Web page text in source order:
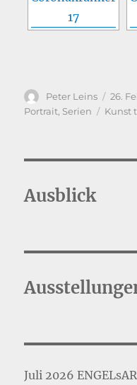
Autor
Peter Leins
am
26.
Portrait, Serien Kunst
Ausblick
Juli 2026